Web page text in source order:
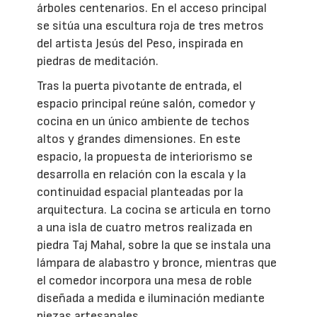
árboles centenarios. En el acceso principal
se sitúa una escultura roja de tres metros
del artista Jesús del Peso, inspirada en
piedras de meditación.
Tras la puerta pivotante de entrada, el
espacio principal reúne salón, comedor y
cocina en un único ambiente de techos
altos y grandes dimensiones. En este
espacio, la propuesta de interiorismo se
desarrolla en relación con la escala y la
continuidad espacial planteadas por la
arquitectura. La cocina se articula en torno
a una isla de cuatro metros realizada en
piedra Taj Mahal, sobre la que se instala una
lámpara de alabastro y bronce, mientras que
el comedor incorpora una mesa de roble
diseñada a medida e iluminación mediante